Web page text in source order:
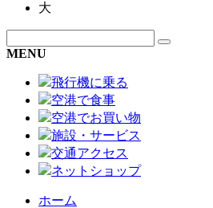
大
MENU
飛行機に乗る
空港で食事
空港でお買い物
施設・サービス
交通アクセス
ネットショップ
ホーム